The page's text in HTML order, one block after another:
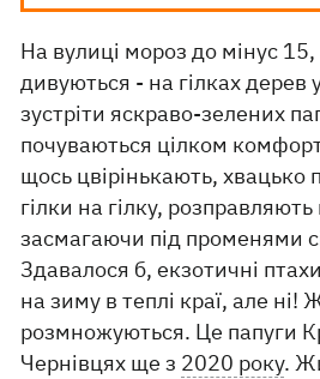
На вулиці мороз до мінус 15,
дивуються - на гілках дерев
зустріти яскраво-зелених
почуваються цілком
щось цвірінькають, хвацько
гілки на гілку,
засмагаючи під променями
Здавалося б, екзотичні
на зиму в теплі краї, але ні!
розмножуються. Це папуги
Чернівцях ще з 2020 року.